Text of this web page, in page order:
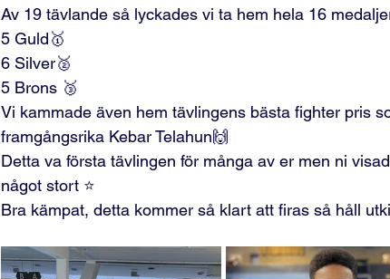
Av 19 tävlande så lyckades vi ta hem hela 16
5 Guld🥇
6 Silver🥈
5 Brons 🥉
Vi kammade även hem tävlingens bästa fighter pris
framgångsrika Kebar Telahun🙌
Detta va första tävlingen för många av er men ni
något stort ⭐️
Bra kämpat, detta kommer så klart att firas så håll